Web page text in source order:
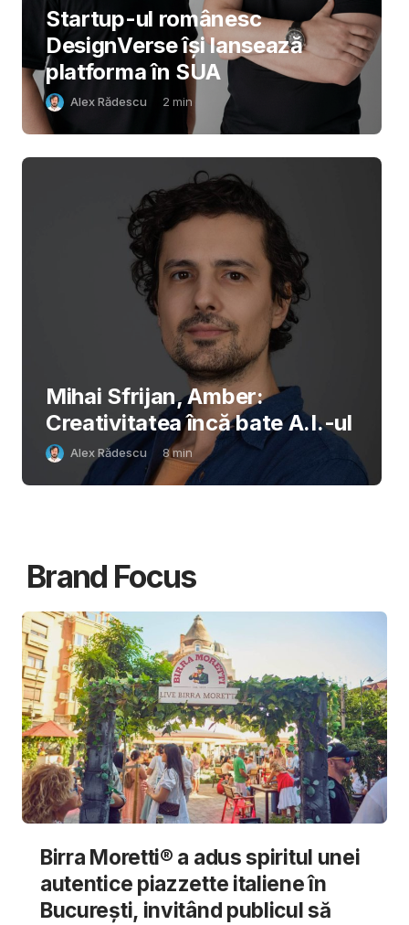
Startup-ul românesc
DesignVerse își lansează
platforma în SUA
Alex Rădescu 2 min
Mihai Sfrijan, Amber:
Creativitatea încă bate A.I.-ul
Alex Rădescu 8min
Brand Focus
Birra Moretti® a adus spiritul unei
autentice piazzette italiene în
București, invitând publicul să